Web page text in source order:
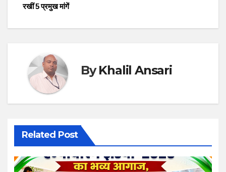
रखीं 5 प्रमुख मांगें
ByKhalil Ansari
Related Post